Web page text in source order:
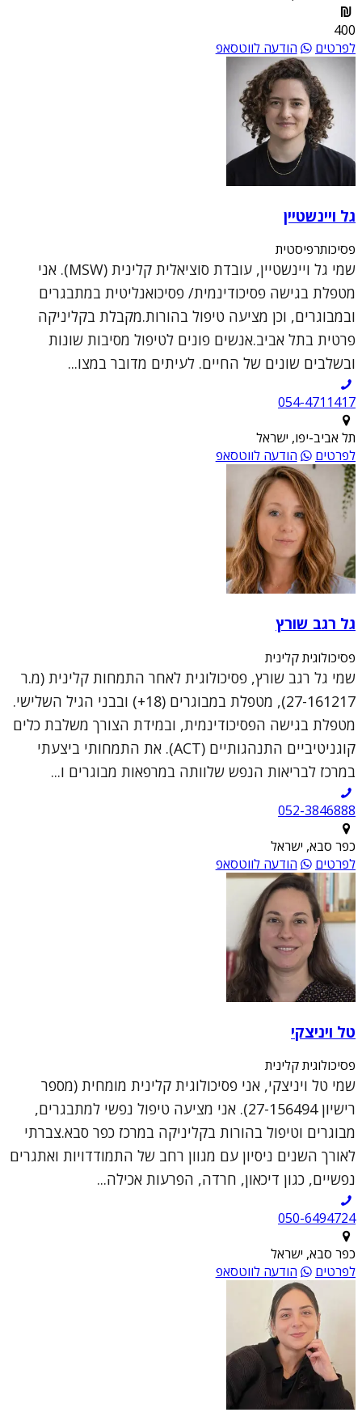
400
לפרטים
הודעה לווטסאפ
גל ויינשטיין
פסיכותרפיסטית
שמי גל ויינשטיין, עובדת סוציאלית קלינית (MSW). אני
מטפלת בגישה פסיכודינמית/ פסיכואנליטית במתבגרים
ובמבוגרים, וכן מציעה טיפול בהורות.מקבלת בקליניקה
פרטית בתל אביב.אנשים פונים לטיפול מסיבות שונות
ובשלבים שונים של החיים. לעיתים מדובר במצו...
054-4711417
תל אביב-יפו, ישראל
לפרטים
הודעה לווטסאפ
גל רגב שורץ
פסיכולוגית קלינית
שמי גל רגב שורץ, פסיכולוגית לאחר התמחות קלינית (מ.ר
27-161217), מטפלת במבוגרים (18+) ובבני הגיל השלישי.
מטפלת בגישה הפסיכודינמית, ובמידת הצורך משלבת כלים
קוגניטיביים התנהגותיים (ACT). את התמחותי ביצעתי
במרכז לבריאות הנפש שלוותה במרפאות מבוגרים ו...
052-3846888
כפר סבא, ישראל
לפרטים
הודעה לווטסאפ
טל ויניצקי
פסיכולוגית קלינית
שמי טל ויניצקי, אני פסיכולוגית קלינית מומחית (מספר
רישיון 27-156494). אני מציעה טיפול נפשי למתבגרים,
מבוגרים וטיפול בהורות בקליניקה במרכז כפר סבא.צברתי
לאורך השנים ניסיון עם מגוון רחב של התמודדויות ואתגרים
נפשיים, כגון דיכאון, חרדה, הפרעות אכילה...
050-6494724
כפר סבא, ישראל
לפרטים
הודעה לווטסאפ